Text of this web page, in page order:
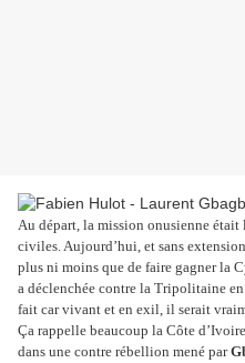
Au départ, la mission onusienne
civiles. Aujourd’hui, et sans
plus ni moins que de faire gagner la
a déclenchée contre la Tripolitaine
fait car vivant et en exil, il serait
Ça rappelle beaucoup la Côte
dans une contre rébellion mené par